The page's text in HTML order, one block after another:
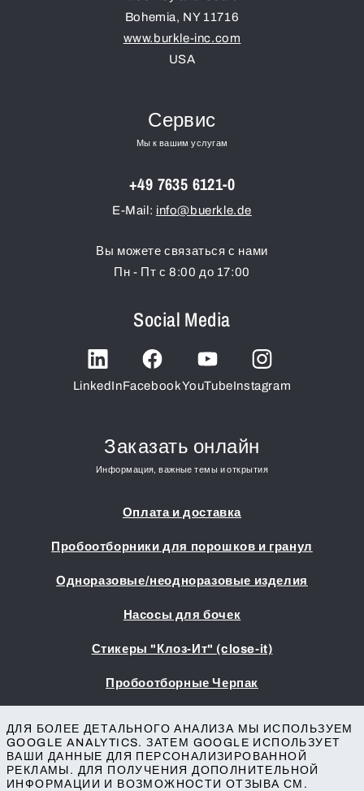
Bohemia, NY 11716
www.burkle-inc.com
USA
Сервис
Мы к вашим услугам
+49 7635 6121-0
E-Mail: info@buerkle.de
Вы можете связаться с нами
Пн - Пт с 8:00 до 17:00
Social Media
LinkedInFacebookYouTubeInstagram
Заказать онлайн
Информация, важные темы и открытия
Оплата и доставка
Пробоотборники для порошков и гранул
Одноразовые/неодноразовые изделия
Насосы для бочек
Стикеры "Клоз-Ит" (close-it)
Пробоотборные Черпак
Условия заключения сделок
Защита данных
Доступность
ДЛЯ БОЛЕЕ ДЕТАЛЬНОГО АНАЛИЗА МЫ ИСПОЛЬЗУЕМ
GOOGLE ANALYTICS. ЗАТЕМ GOOGLE ИСПОЛЬЗУЕТ
ВАШИ ДАННЫЕ ДЛЯ ПЕРСОНАЛИЗИРОВАННОЙ
РЕКЛАМЫ. ДЛЯ ПОЛУЧЕНИЯ ДОПОЛНИТЕЛЬНОЙ
ИНФОРМАЦИИ И ВОЗМОЖНОСТИ ОТЗЫВА СМ.